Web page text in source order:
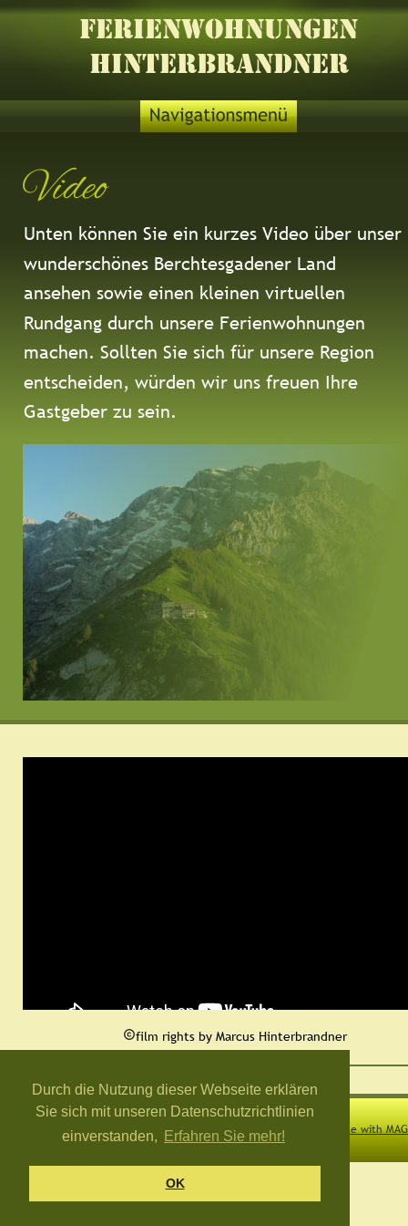
Durch die Nutzung dieser Webseite erklären
Sie sich mit unseren Datenschutzrichtlinien
einverstanden,
Erfahren Sie mehr!
OK
© by Michael Hinterbrandner jun. 2026 Made with
Video
Unten können Sie ein kurzes Video über unser
wunderschönes Berchtesgadener Land
ansehen sowie einen kleinen virtuellen
Rundgang durch unsere Ferienwohnungen
machen. Sollten Sie sich für unsere Region
entscheiden, würden wir uns freuen Ihre
Gastgeber zu sein.
Ferienwohnungen
Hinterbrandner
film rights by Marcus Hinterbrandner